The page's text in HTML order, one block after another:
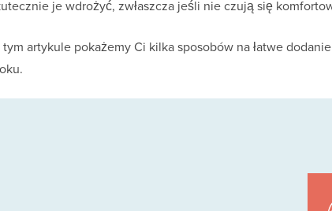
je wdrożyć, zwłaszcza jeśli nie czują się
tym artykule pokażemy Ci kilka sposobów na łatwe